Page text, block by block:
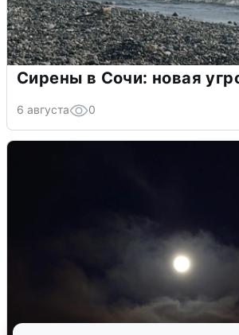
Сирены в Сочи: новая
6 августа 0